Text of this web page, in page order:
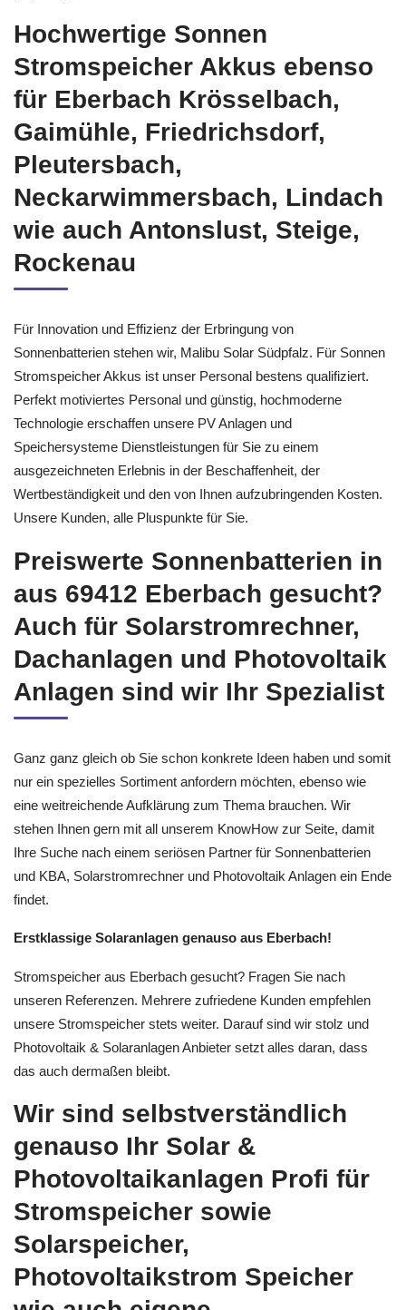
Hochwertige Sonnen
Stromspeicher Akkus ebenso
für Eberbach Krösselbach,
Gaimühle, Friedrichsdorf,
Pleutersbach,
Neckarwimmersbach, Lindach
wie auch Antonslust, Steige,
Rockenau
Für Innovation und Effizienz der Erbringung von
Sonnenbatterien stehen wir, Malibu Solar Südpfalz. Für Sonnen
Stromspeicher Akkus ist unser Personal bestens qualifiziert.
Perfekt motiviertes Personal und günstig, hochmoderne
Technologie erschaffen unsere PV Anlagen und
Speichersysteme Dienstleistungen für Sie zu einem
ausgezeichneten Erlebnis in der Beschaffenheit, der
Wertbeständigkeit und den von Ihnen aufzubringenden Kosten.
Unsere Kunden, alle Pluspunkte für Sie.
Preiswerte Sonnenbatterien in
aus 69412 Eberbach gesucht?
Auch für Solarstromrechner,
Dachanlagen und Photovoltaik
Anlagen sind wir Ihr Spezialist
Ganz ganz gleich ob Sie schon konkrete Ideen haben und somit
nur ein spezielles Sortiment anfordern möchten, ebenso wie
eine weitreichende Aufklärung zum Thema brauchen. Wir
stehen Ihnen gern mit all unserem KnowHow zur Seite, damit
Ihre Suche nach einem seriösen Partner für Sonnenbatterien
und KBA, Solarstromrechner und Photovoltaik Anlagen ein Ende
findet.
Erstklassige Solaranlagen genauso aus Eberbach!
Stromspeicher aus Eberbach gesucht? Fragen Sie nach
unseren Referenzen. Mehrere zufriedene Kunden empfehlen
unsere Stromspeicher stets weiter. Darauf sind wir stolz und
Photovoltaik & Solaranlagen Anbieter setzt alles daran, dass
das auch dermaßen bleibt.
Wir sind selbstverständlich
genauso Ihr Solar &
Photovoltaikanlagen Profi für
Stromspeicher sowie
Solarspeicher,
Photovoltaikstrom Speicher